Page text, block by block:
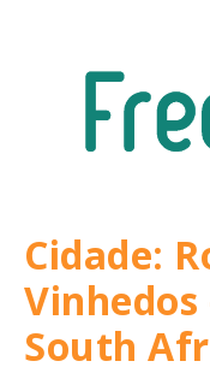
Cidade:
South